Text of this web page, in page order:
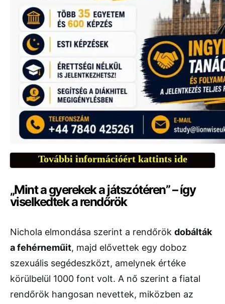
További információért kattints ide
„Mint a gyerekek a játszótéren” – így
viselkedtek a rendőrök
Nichola elmondása szerint a rendőrök dobálták
a fehérneműit, majd elővettek egy doboz
szexuális segédeszközt, amelynek értéke
körülbelül 1000 font volt. A nő szerint a fiatal
rendőrök hangosan nevettek, miközben az